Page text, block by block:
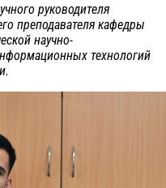
руководителя
преподавателя кафедры
научно-
технологий